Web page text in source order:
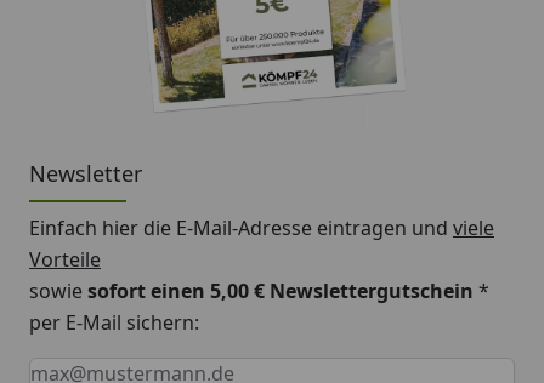
Newsletter
Einfach hier die E-Mail-Adresse eintragen und viele
Vorteile
sowiesofort einen 5,00 € Newslettergutschein *
per E-Mail sichern:
Keine Eingabe erforderlich
Eingabe erforderlich
E-Mail *